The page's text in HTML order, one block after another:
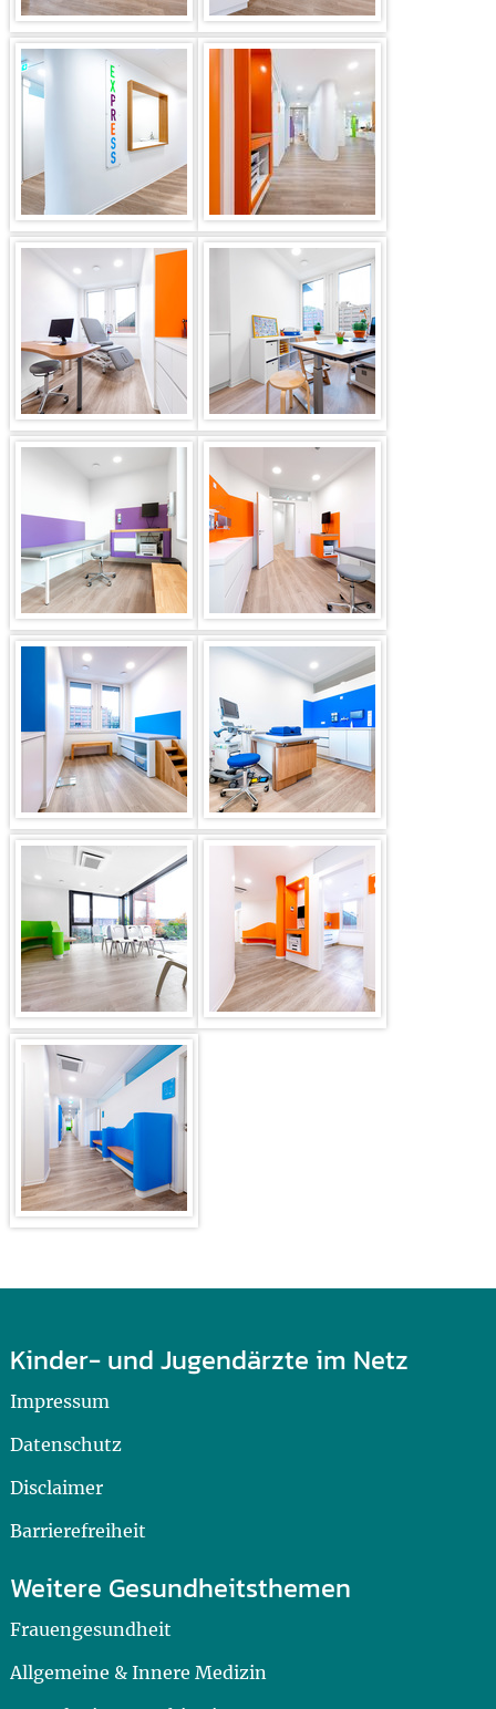
Kinder- und Jugendärzte im Netz
Impressum
Datenschutz
Disclaimer
Barrierefreiheit
Weitere Gesundheitsthemen
Frauengesundheit
Allgemeine & Innere Medizin